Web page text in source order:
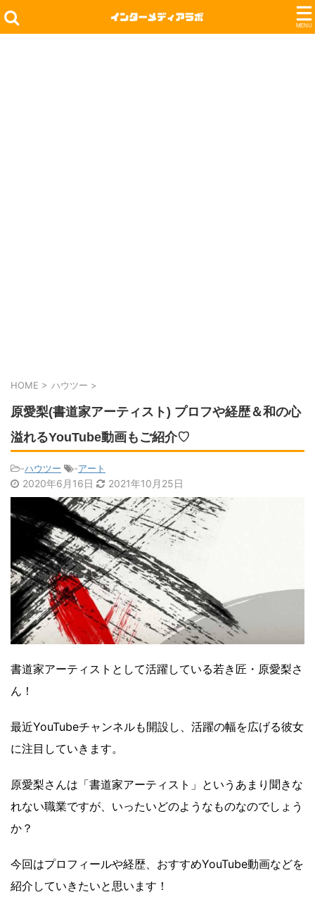
HOME > ハウツー >
原愛梨(書道家アーティスト) プロフや経歴＆和の心
溢れるYouTube動画もご紹介♡
-ハウツー -アート
2020年6月16日 2021年10月25日
書道家アーティストとして活躍している若き匠・原愛梨さ
ん！
最近YouTubeチャンネルも開設し、活躍の幅を広げる彼女
に注目していきます。
原愛梨さんは「書道家アーティスト」というあまり聞きな
れない職業ですが、いったいどのようなものなのでしょう
か？
今回はプロフィールや経歴、おすすめYouTube動画などを
紹介していきたいと思います！